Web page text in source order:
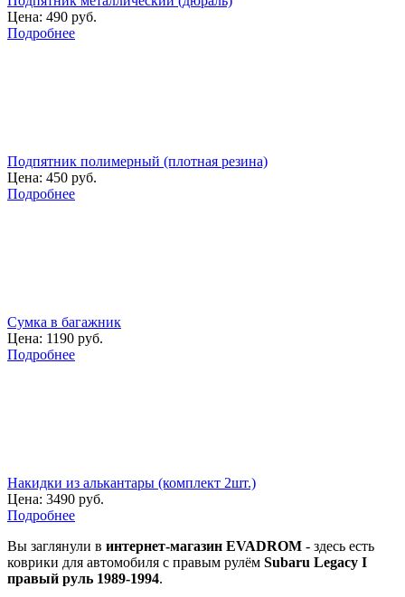
Цена: 490 руб.
Подробнее
Подпятник полимерный (плотная резина)
Цена: 450 руб.
Подробнее
Сумка в багажник
Цена: 1190 руб.
Подробнее
Накидки из алькантары (комплект 2шт.)
Цена: 3490 руб.
Подробнее
Вы заглянули в интернет-магазин EVADROM - здесь есть
коврики для автомобиля с правым рулём Subaru Legacy I
правый руль 1989-1994.